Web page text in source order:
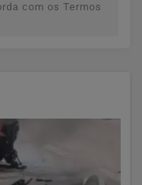
com os Termos